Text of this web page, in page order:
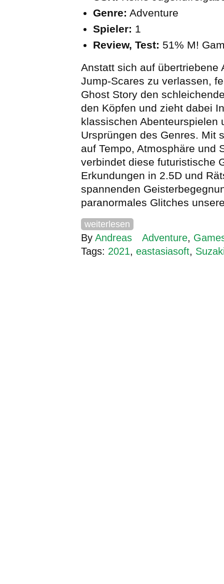
Genre: Adventure
Spieler: 1
Review, Test: 51% M!
Anstatt sich auf übertriebene
Jump-Scares zu verlassen,
Ghost Story den
den Köpfen und zieht dabei
klassischen Abenteurspielen
Ursprüngen des Genres. Mit
auf Tempo, Atmosphäre und
verbindet diese futuristische
Erkundungen in 2.5D und
spannenden
paranormales Glitches
weiterlesen
By Andreas Adventure,
Tags: 2021, eastasiasoft,